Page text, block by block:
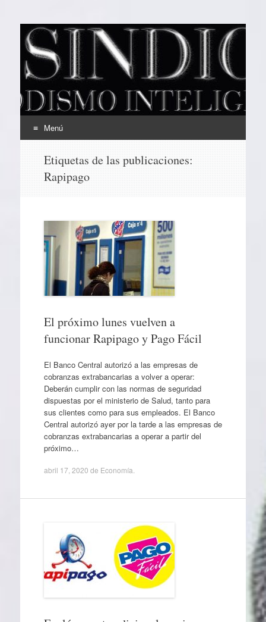
EL SINDICAL
Periodismo Inteligente
Menú
contenido
Etiquetas de las publicaciones:
Rapipago
El próximo lunes vuelven a
funcionar Rapipago y Pago Fácil
El Banco Central autorizó a las empresas de
cobranzas extrabancarias a volver a operar:
Deberán cumplir con las normas de seguridad
dispuestas por el ministerio de Salud, tanto para
sus clientes como para sus empleados. El Banco
Central autorizó ayer por la tarde a las empresas de
cobranzas extrabancarias a operar a partir del
próximo…
abril 17, 2020 de Economía